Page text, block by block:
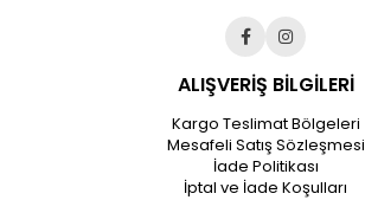
ALIŞVERİŞ BİLGİLERİ
Kargo Teslimat Bölgeleri
Mesafeli Satış Sözleşmesi
İade Politikası
İptal ve İade Koşulları